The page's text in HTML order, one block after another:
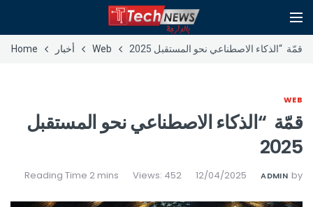
قمّة “الذكاء الاصطناعي نحو المستقبل 2025 Web أخبار Home
WEB
قمّة “الذكاء الاصطناعي نحو المستقبل
2025
by
ADMIN
12/04/2025
Views: 452